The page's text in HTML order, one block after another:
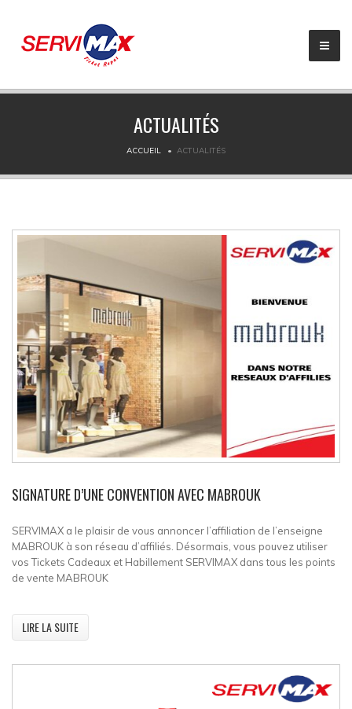
Décideurs
Actualités
Certification
Contact
ACTUALITÉS
ACCUEIL ACTUALITÉS
SIGNATURE D’UNE CONVENTION AVEC MABROUK
SERVIMAX a le plaisir de vous annoncer l’affiliation de l’enseigne
MABROUK à son réseau d’affiliés. Désormais, vous pouvez utiliser
vos Tickets Cadeaux et Habillement SERVIMAX dans tous les points
de vente MABROUK
LIRE LA SUITE